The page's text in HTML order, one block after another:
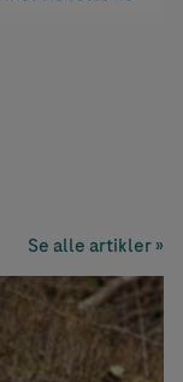
Se alle artikler »